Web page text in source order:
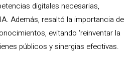
digitales necesarias,
Además, resaltó la importancia de
evitando ‘reinventar la
públicos y sinergias efectivas.